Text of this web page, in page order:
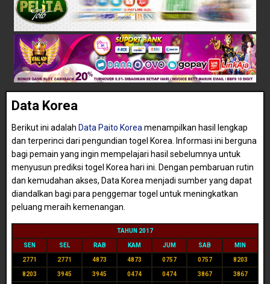
Data Korea
Berikut ini adalah Data Paito Korea menampilkan hasil lengkap
dan terperinci dari pengundian togel Korea. Informasi ini berguna
bagi pemain yang ingin mempelajari hasil sebelumnya untuk
menyusun prediksi togel Korea hari ini. Dengan pembaruan rutin
dan kemudahan akses, Data Korea menjadi sumber yang dapat
diandalkan bagi para penggemar togel untuk meningkatkan
peluang meraih kemenangan.
TAHUN 2017
SEN SEL RAB KAM JUM SAB MIN
2771 2771 4873 4873 0757 0757 8203
8203 3945 3945 0474 0474 3867 3867